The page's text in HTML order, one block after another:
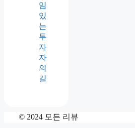
임
있
는
투
자
자
의
길
© 2024 모든 리뷰